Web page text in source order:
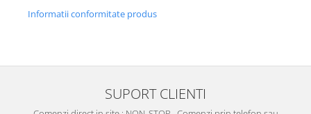
Informatii conformitate produs
SUPORT CLIENTI